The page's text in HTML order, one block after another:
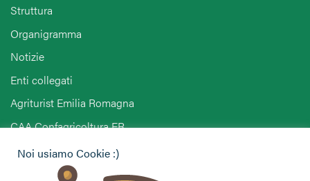
Struttura
Organigramma
Notizie
Enti collegati
Agriturist Emilia Romagna
CAA Confagricoltura ER
Hai bisogno di informazioni?
Noi usiamo Cookie :)